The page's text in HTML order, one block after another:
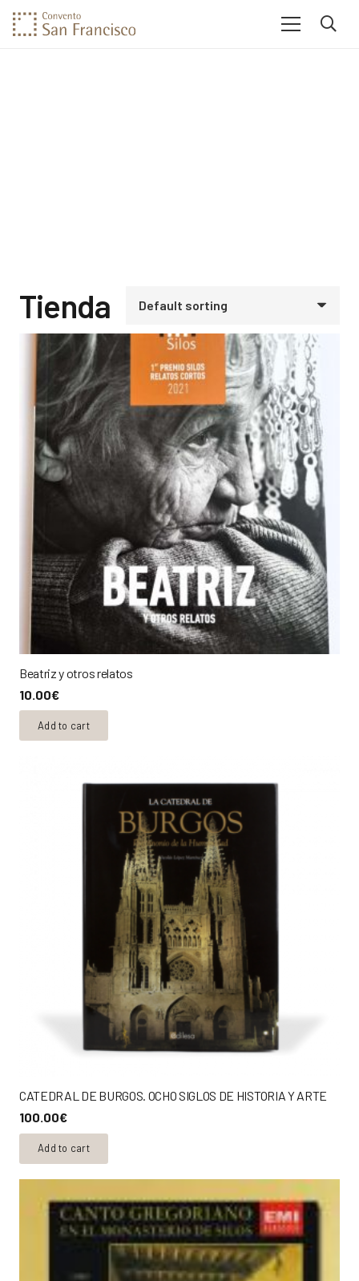
Tienda
Beatriz y otros relatos
10.00€
Add to cart
CATEDRAL DE BURGOS. OCHO SIGLOS DE HISTORIA Y ARTE
100.00€
Add to cart